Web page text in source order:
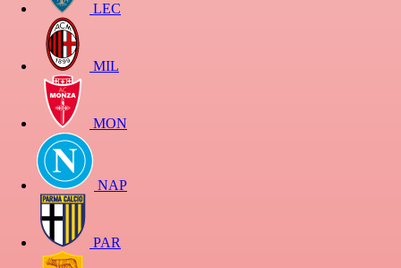
LEC
MIL
MON
NAP
PAR